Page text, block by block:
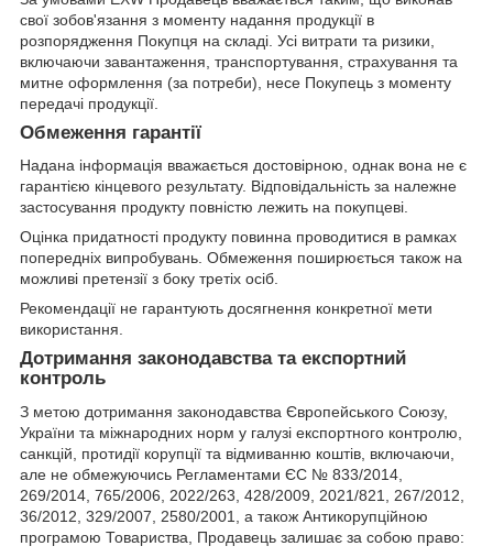
свої зобов'язання з моменту надання продукції в
розпорядження Покупця на складі. Усі витрати та ризики,
включаючи завантаження, транспортування, страхування та
митне оформлення (за потреби), несе Покупець з моменту
передачі продукції.
Обмеження гарантії
Надана інформація вважається достовірною, однак вона не є
гарантією кінцевого результату. Відповідальність за належне
застосування продукту повністю лежить на покупцеві.
Оцінка придатності продукту повинна проводитися в рамках
попередніх випробувань. Обмеження поширюється також на
можливі претензії з боку третіх осіб.
Рекомендації не гарантують досягнення конкретної мети
використання.
Дотримання законодавства та експортний
контроль
З метою дотримання законодавства Європейського Союзу,
України та міжнародних норм у галузі експортного контролю,
санкцій, протидії корупції та відмиванню коштів, включаючи,
але не обмежуючись Регламентами ЄС № 833/2014,
269/2014, 765/2006, 2022/263, 428/2009, 2021/821, 267/2012,
36/2012, 329/2007, 2580/2001, а також Антикорупційною
програмою Товариства, Продавець залишає за собою право: